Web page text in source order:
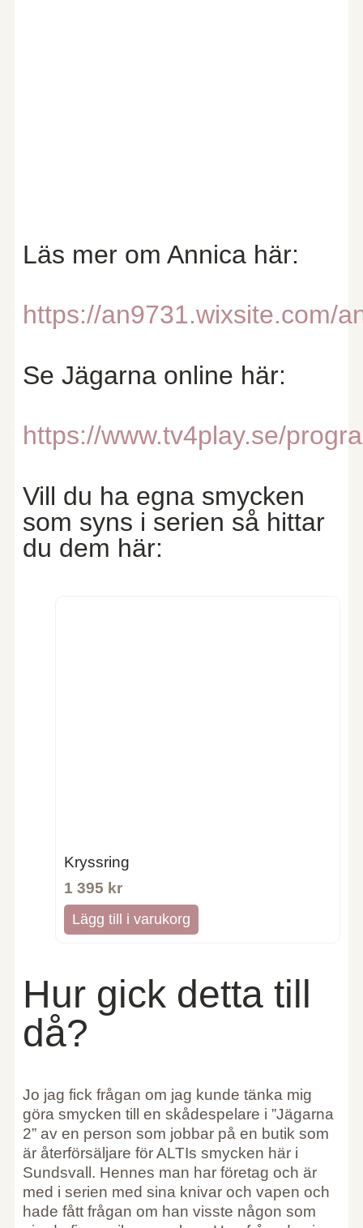
Läs mer om Annica här:
https://an9731.wixsite.com/
Se Jägarna online här:
https://www.tv4play.se/
Vill du ha egna smycken
som syns i serien så hittar
du dem här:
Kryssring
1 395 kr
Lägg till i varukorg
Hur gick detta till
då?
Jo jag fick frågan om jag kunde tänka mig
göra smycken till en skådespelare i ”Jägarna
2” av en person som jobbar på en butik som
är återförsäljare för ALTIs smycken här i
Sundsvall. Hennes man har företag och är
med i serien med sina knivar och vapen och
hade fått frågan om han visste någon som